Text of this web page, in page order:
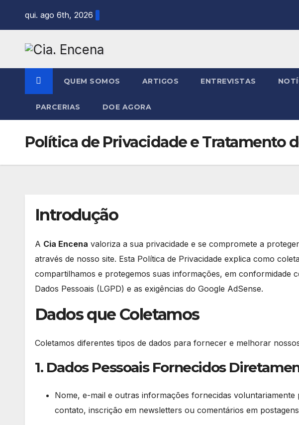
qui. ago 6th, 2026
QUEM SOMOS ARTIGOS ENTREVISTAS
PARCERIAS DOE AGORA
Política de Privacidade e Tratamento
Introdução
A Cia Encena valoriza a sua privacidade e se compromete a
através de nosso site. Esta Política de Privacidade explica como
compartilhamos e protegemos suas informações, em conformidade
Dados Pessoais (LGPD) e as exigências do Google AdSense.
Dados que Coletamos
Coletamos diferentes tipos de dados para fornecer e melhorar
1. Dados Pessoais Fornecidos
Nome, e-mail e outras informações fornecidas
contato, inscrição em newsletters ou comentários em